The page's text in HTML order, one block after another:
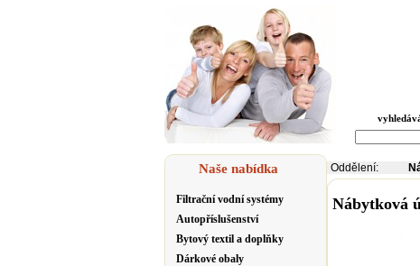
Naše nabídka
Filtrační vodní systémy
Autopříslušenství
Bytový textil a doplňky
Dárkové obaly
Oddělení:
Nábytková